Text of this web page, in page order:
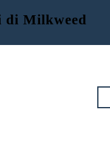
di Milkweed